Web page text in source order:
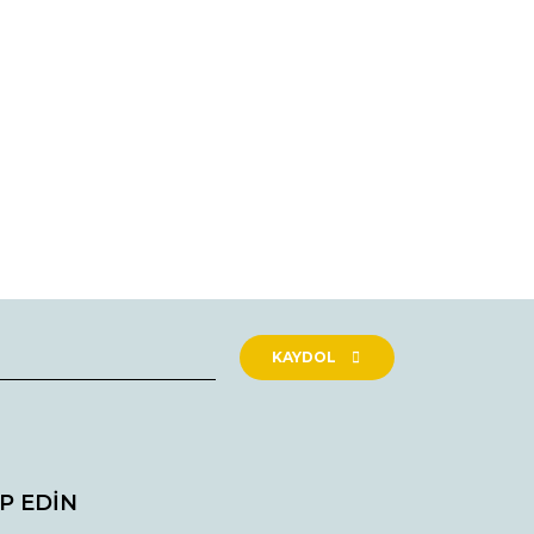
KAYDOL
EDİN